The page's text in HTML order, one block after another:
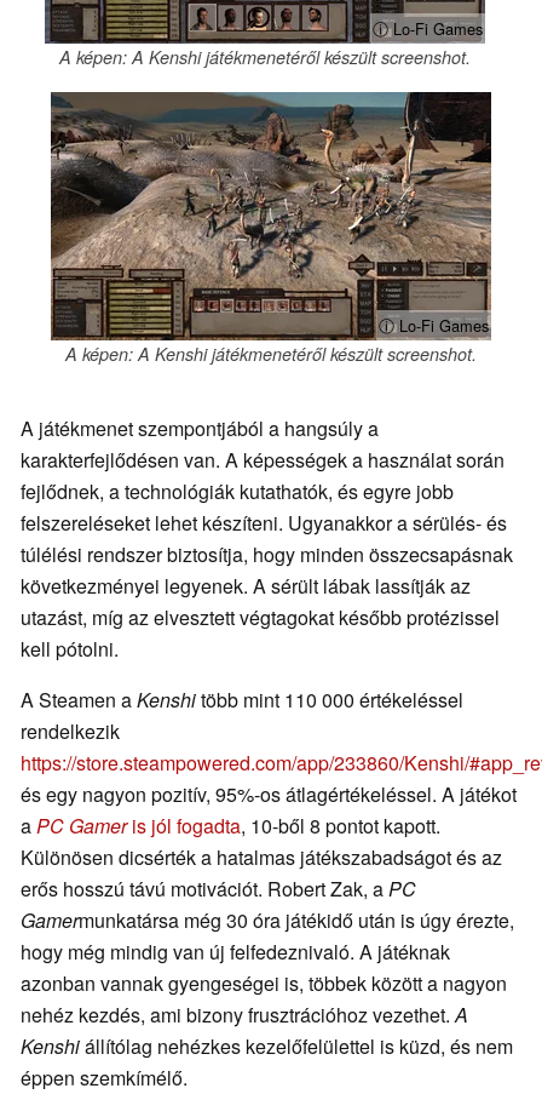
ⓘ Lo-Fi Games
A képen: A Kenshi játékmenetéről készült screenshot.
ⓘ Lo-Fi Games
A képen: A Kenshi játékmenetéről készült screenshot.
A játékmenet szempontjából a hangsúly a
karakterfejlődésen van. A képességek a használat során
fejlődnek, a technológiák kutathatók, és egyre jobb
felszereléseket lehet készíteni. Ugyanakkor a sérülés- és
túlélési rendszer biztosítja, hogy minden összecsapásnak
következményei legyenek. A sérült lábak lassítják az
utazást, míg az elvesztett végtagokat később protézissel
kell pótolni.
A Steamen aKenshitöbb mint 110 000 értékeléssel
rendelkezik
https://store.steampowered.com/app/233860/Kenshi/
és egy nagyon pozitív, 95%-os átlagértékeléssel. A játékot
aPC Gameris jól fogadta, 10-ből 8 pontot kapott.
Különösen dicsérték a hatalmas játékszabadságot és az
erős hosszú távú motivációt. Robert Zak, aPC
Gamermunkatársa még 30 óra játékidő után is úgy érezte,
hogy még mindig van új felfedeznivaló. A játéknak
azonban vannak gyengeségei is, többek között a nagyon
nehéz kezdés, ami bizony frusztrációhoz vezethet.A
Kenshiállítólag nehézkes kezelőfelülettel is küzd, és nem
éppen szemkímélő.